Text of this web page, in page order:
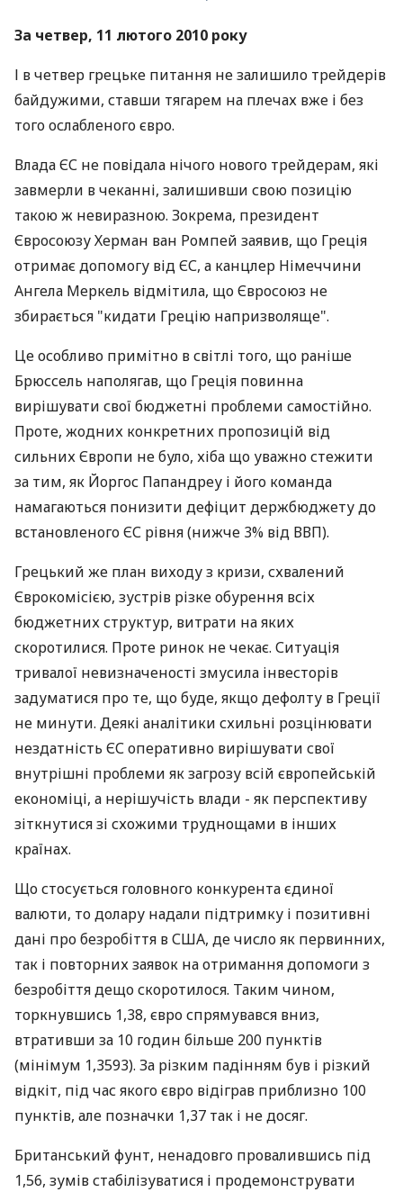
За четвер, 11 лютого 2010 року
І в четвер грецьке питання не залишило трейдерів
байдужими, ставши тягарем на плечах вже і без
того ослабленого євро.
Влада ЄС не повідала нічого нового трейдерам, які
завмерли в чеканні, залишивши свою позицію
такою ж невиразною. Зокрема, президент
Євросоюзу Херман ван Ромпей заявив, що Греція
отримає допомогу від ЄС, а канцлер Німеччини
Ангела Меркель відмітила, що Євросоюз не
збирається "кидати Грецію напризволяще".
Це особливо примітно в світлі того, що раніше
Брюссель наполягав, що Греція повинна
вирішувати свої бюджетні проблеми самостійно.
Проте, жодних конкретних пропозицій від
сильних Європи не було, хіба що уважно стежити
за тим, як Йоргос Папандреу і його команда
намагаються понизити дефіцит держбюджету до
встановленого ЄС рівня (нижче 3% від ВВП).
Грецький же план виходу з кризи, схвалений
Єврокомісією, зустрів різке обурення всіх
бюджетних структур, витрати на яких
скоротилися. Проте ринок не чекає. Ситуація
тривалої невизначеності змусила інвесторів
задуматися про те, що буде, якщо дефолту в Греції
не минути. Деякі аналітики схильні розцінювати
нездатність ЄС оперативно вирішувати свої
внутрішні проблеми як загрозу всій європейській
економіці, а нерішучість влади - як перспективу
зіткнутися зі схожими труднощами в інших
країнах.
Що стосується головного конкурента єдиної
валюти, то долару надали підтримку і позитивні
дані про безробіття в США, де число як первинних,
так і повторних заявок на отримання допомоги з
безробіття дещо скоротилося. Таким чином,
торкнувшись 1,38, євро спрямувався вниз,
втративши за 10 годин більше 200 пунктів
(мінімум 1,3593). За різким падінням був і різкий
відкіт, під час якого євро відіграв приблизно 100
пунктів, але позначки 1,37 так і не досяг.
Британський фунт, ненадовго провалившись під
1,56, зумів стабілізуватися і продемонструвати